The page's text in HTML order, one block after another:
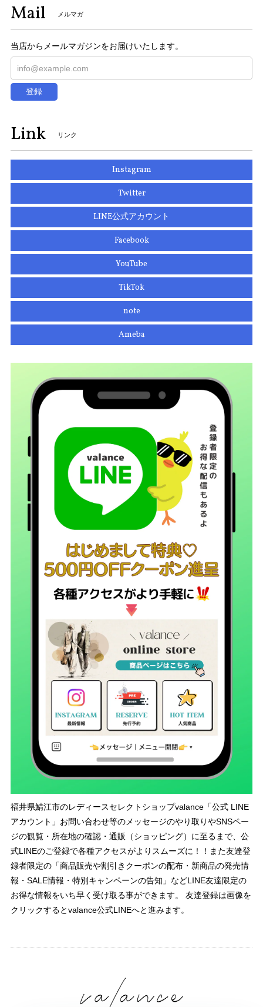
Mail メルマガ
当店からメールマガジンをお届けいたします。
登録
Link リンク
Instagram
Twitter
LINE公式アカウント
Facebook
YouTube
TikTok
note
Ameba
福井県鯖江市のレディースセレクトショップvalance「公式 LINE
アカウント」お問い合わせ等のメッセージのやり取りやSNSペー
ジの観覧・所在地の確認・通販（ショッピング）に至るまで、公
式LINEのご登録で各種アクセスがよりスムーズに！！また友達登
録者限定の「商品販売や割引きクーポンの配布・新商品の発売情
報・SALE情報・特別キャンペーンの告知」などLINE友達限定の
お得な情報をいち早く受け取る事ができます。 友達登録は画像を
クリックするとvalance公式LINEへと進みます。